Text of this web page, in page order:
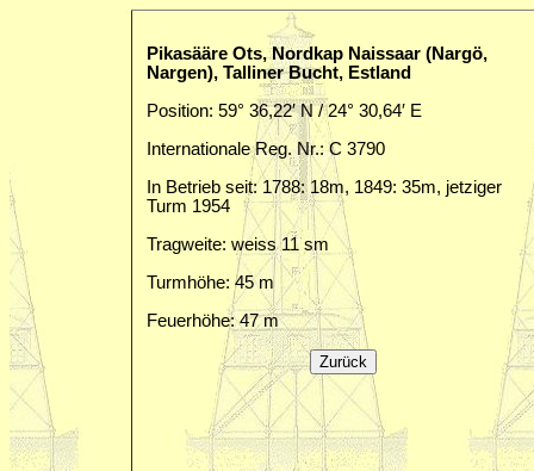
Pikasääre Ots, Nordkap Naissaar (Nargö,
Nargen), Talliner Bucht, Estland
Position: 59° 36,22′ N / 24° 30,64′ E
Internationale Reg. Nr.: C 3790
In Betrieb seit: 1788: 18m, 1849: 35m, jetziger
Turm 1954
Tragweite: weiss 11 sm
Turmhöhe: 45 m
Feuerhöhe: 47 m